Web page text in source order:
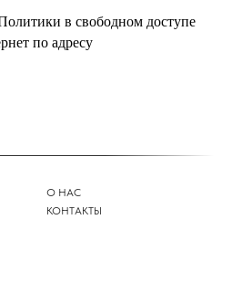
в свободном доступе
по адресу
О НАС
КОНТАКТЫ